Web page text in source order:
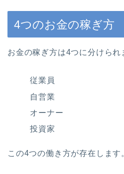
4つのお金の稼ぎ方
お金の稼ぎ方は4つに分けられ
従業員
自営業
オーナー
投資家
この4つの働き方が存在します